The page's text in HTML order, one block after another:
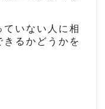
いない人に相
るかどうかを